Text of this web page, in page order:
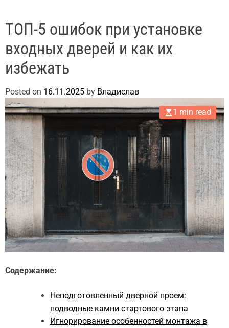
ТОП-5 ошибок при установке
входных дверей и как их
избежать
Posted on 16.11.2025 by Владислав
1 min read
Содержание:
Неподготовленный дверной проем:
подводные камни стартового этапа
Игнорирование особенностей монтажа в